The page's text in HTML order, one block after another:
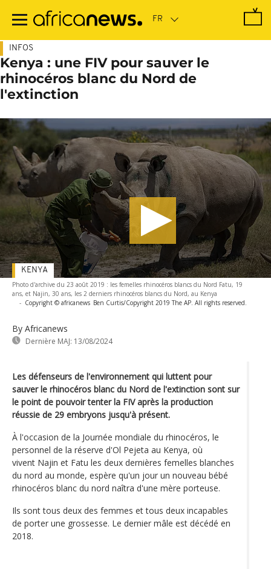
contenu
INFOS
Kenya : une FIV pour sauver le
rhinocéros blanc du Nord de
l'extinction
Photo d'archive du 23 août 2019 : les femelles rhinocéros blancs du Nord Fatu, 19
ans, et Najin, 30 ans, les 2 derniers rhinocéros blancs du Nord, au Kenya
- Copyright © africanews Ben Curtis/Copyright 2019 The AP. All rights reserved.
By Africanews
Dernière MAJ: 13/08/2024
KENYA
Les défenseurs de l'environnement qui luttent pour
sauver le rhinocéros blanc du Nord de l'extinction sont sur
le point de pouvoir tenter la FIV après la production
réussie de 29 embryons jusqu'à présent.
À l'occasion de la Journée mondiale du rhinocéros, le
personnel de la réserve d'Ol Pejeta au Kenya, où
vivent Najin et Fatu les deux dernières femelles blanches
du nord au monde, espère qu'un jour un nouveau bébé
rhinocéros blanc du nord naîtra d'une mère porteuse.
Ils sont tous deux des femmes et tous deux incapables
de porter une grossesse. Le dernier mâle est décédé en
2018.